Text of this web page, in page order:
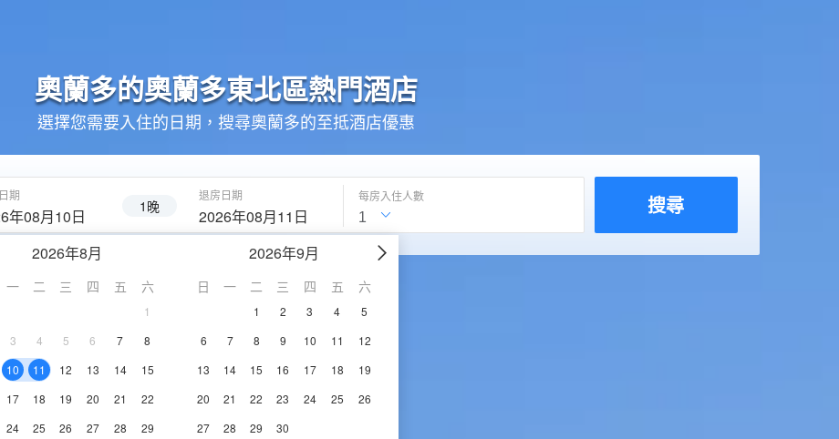
奧蘭多的奧蘭多東北區熱門酒店
選擇您需要入住的日期，搜尋奧蘭多的至抵酒店優惠
期
年08月10日 1晚
退房日期
2026年08月11日
2026年8月
一 二 三 四 五 六
1
3 4 5 6 7
8
10 11 12 13 14
15
17 18 19 20 21
22
24 25 26 27 28
29
2026年9月
日 一 二 三 四 五 六
1 2 3 4
5
6
7 8 9 10 11
12
13
14 15 16 17 18
19
20
21 22 23 24 25
26
27
28 29 30
每房入住人數 搜尋